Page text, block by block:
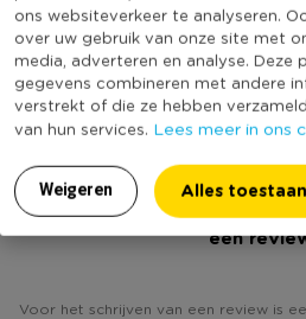
ons websiteverkeer te analyseren.
over uw gebruik van onze site met
media, adverteren en analyse. Deze
gegevens combineren met andere
verstrekt of die ze hebben
van hun services. Lees meer in ons
Weigeren Alles toestaan
Productlengte (cm)
Duurzaamheidsscore
Heb jij Wandkastje -
een
Voor het schrijven van een review is